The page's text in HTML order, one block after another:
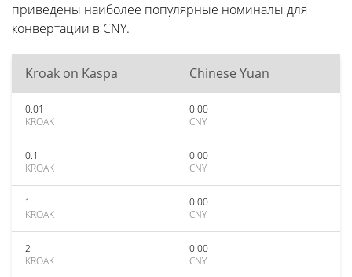
приведены наиболее популярные номиналы для
конвертации в CNY.
Kroak on Kaspa Chinese Yuan
0.01
KROAK
0.00
CNY
0.1
KROAK
0.00
CNY
1
KROAK
0.00
CNY
2
KROAK
0.00
CNY